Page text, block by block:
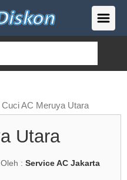
Cuci AC Meruya Utara
Utara
: Service AC Jakarta